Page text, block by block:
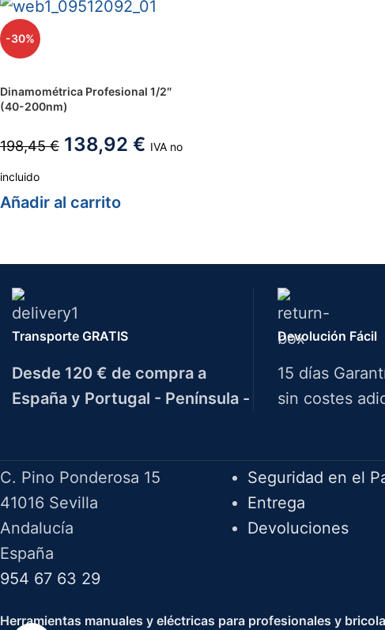
-30%
Dinamométrica Profesional 1/2″
(40-200nm)
198,45€ 138,92 € IVA no
incluido
Añadir al carrito
Transporte GRATIS
Desde 120 € de compra a
España y Portugal - Península -
Devolución Fácil
15 días
sin costes
C. Pino Ponderosa 15
41016 Sevilla
Andalucía
España
954 67 63 29
Seguridad en el
Entrega
Devoluciones
Herramientas manuales y eléctricas para profesionales y